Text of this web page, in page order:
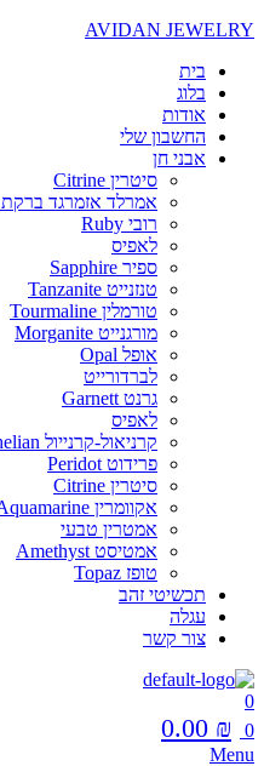
AVIDAN JEWELRY
בית
בלוג
אודות
החשבון שלי
אבני חן
סיטרין Citrine
אמרלד אזמרגד ברקת Emerald
רובי Ruby
לאפיס
ספיר Sapphire
טנזנייט Tanzanite
טורמלין Tourmaline
מורגנייט Morganite
אופל Opal
לברדורייט
גרנט Garnett
לאפיס
קרניאול-קרנייול Carnelian
פרידוט Peridot
סיטרין Citrine
אקוומרין Aquamarine
אמטרין טבעי
אמטיסט Amethyst
טופז Topaz
תכשיטי זהב
עגלה
צור קשר
0
0
0.00 ₪
Menu